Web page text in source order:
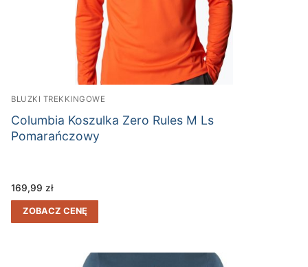
BLUZKI TREKKINGOWE
Columbia Koszulka Zero Rules M Ls
Pomarańczowy
169,99 zł
ZOBACZ CENĘ